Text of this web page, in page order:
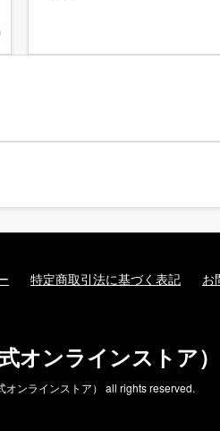
特定商取引法に基づく表記 お
オンラインストア）
オンラインストア） all rights reserved.